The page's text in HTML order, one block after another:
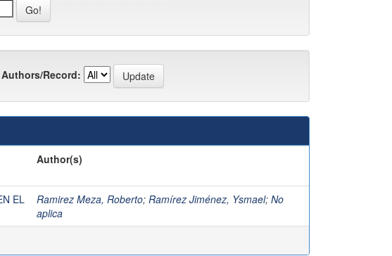
Authors/Record:
Author(s)
EL
Ramirez Meza, Roberto; Ramírez Jiménez, Ysmael; No
aplica